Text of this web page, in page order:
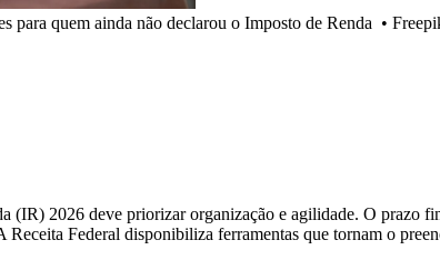
para quem ainda não declarou o Imposto de Renda •
(IR) 2026 deve priorizar organização e agilidade. O prazo
Receita Federal disponibiliza ferramentas que tornam o